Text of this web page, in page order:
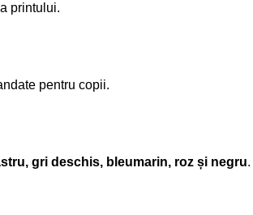
printului.
pentru copii.
gri deschis, bleumarin, roz și negru.